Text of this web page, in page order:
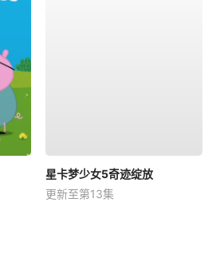
星卡梦少女5奇迹绽放
更新至第13集